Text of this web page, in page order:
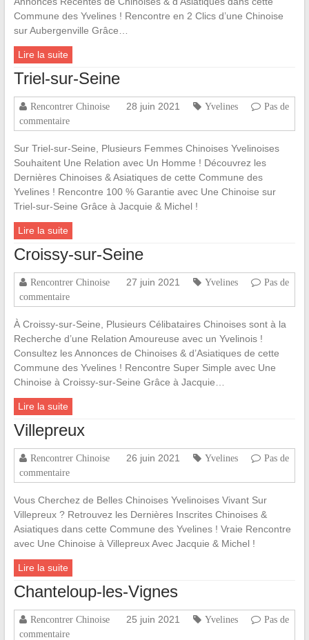
Commune des Yvelines ! Rencontre en 2 Clics d’une Chinoise
sur Aubergenville Grâce…
Lire la suite
Triel-sur-Seine
Rencontrer Chinoise 28 juin 2021 Yvelines
Pas de
commentaire
Sur Triel-sur-Seine, Plusieurs Femmes Chinoises Yvelinoises
Souhaitent Une Relation avec Un Homme ! Découvrez les
Dernières Chinoises & Asiatiques de cette Commune des
Yvelines ! Rencontre 100 % Garantie avec Une Chinoise sur
Triel-sur-Seine Grâce à Jacquie & Michel !
Lire la suite
Croissy-sur-Seine
Rencontrer Chinoise 27 juin 2021 Yvelines
Pas de
commentaire
À Croissy-sur-Seine, Plusieurs Célibataires Chinoises sont à la
Recherche d’une Relation Amoureuse avec un Yvelinois !
Consultez les Annonces de Chinoises & d’Asiatiques de cette
Commune des Yvelines ! Rencontre Super Simple avec Une
Chinoise à Croissy-sur-Seine Grâce à Jacquie…
Lire la suite
Villepreux
Rencontrer Chinoise 26 juin 2021 Yvelines
Pas de
commentaire
Vous Cherchez de Belles Chinoises Yvelinoises Vivant Sur
Villepreux ? Retrouvez les Dernières Inscrites Chinoises &
Asiatiques dans cette Commune des Yvelines ! Vraie Rencontre
avec Une Chinoise à Villepreux Avec Jacquie & Michel !
Lire la suite
Chanteloup-les-Vignes
Rencontrer Chinoise 25 juin 2021 Yvelines
Pas de
commentaire